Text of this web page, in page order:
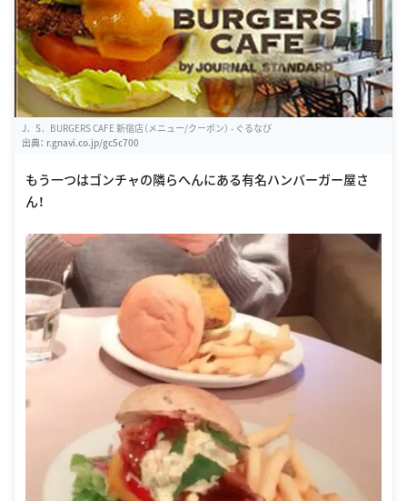
J．S．BURGERS CAFE 新宿店（メニュー/クーポン） - ぐるなび
出典： r.gnavi.co.jp/gc5c700
もう一つはゴンチャの隣らへんにある有名ハンバーガー屋さ
ん！